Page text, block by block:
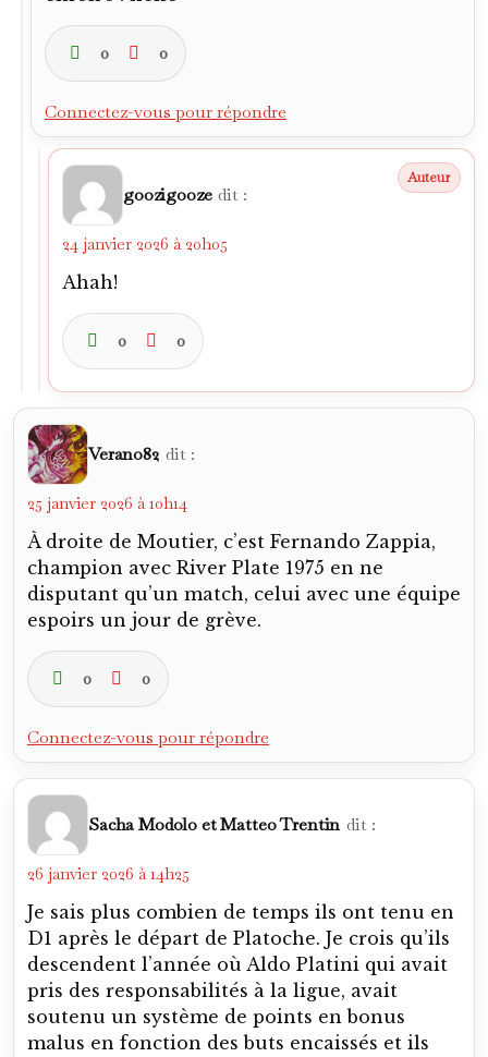
0 0
Connectez-vous pour répondre
goozigooze dit :
24 janvier 2026 à 20h05
Ahah!
0 0
Verano82 dit :
25 janvier 2026 à 10h14
À droite de Moutier, c’est Fernando Zappia,
champion avec River Plate 1975 en ne
disputant qu’un match, celui avec une équipe
espoirs un jour de grève.
0 0
Connectez-vous pour répondre
Sacha Modolo et Matteo Trentin dit :
26 janvier 2026 à 14h25
Je sais plus combien de temps ils ont tenu en
D1 après le départ de Platoche. Je crois qu’ils
descendent l’année où Aldo Platini qui avait
pris des responsabilités à la ligue, avait
soutenu un système de points en bonus
malus en fonction des buts encaissés et ils